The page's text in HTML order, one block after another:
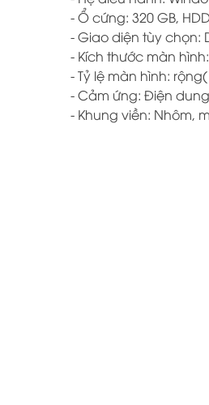
- Ổ cứng: 320 GB,
- Giao diện tùy chọn:
- Kích thước màn
- Tỷ lệ màn hình:
- Cảm ứng: Điện dung
- Khung viền: Nhôm,